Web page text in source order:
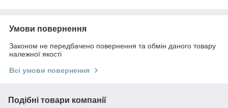
Умови повернення
Законом не передбачено повернення та обмін даного товару
належної якості
Всі умови повернення
Подібні товари компанії